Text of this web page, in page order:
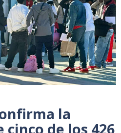
la
de los 426